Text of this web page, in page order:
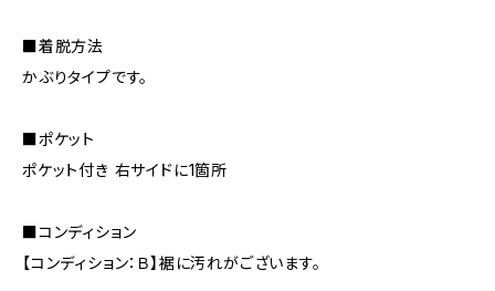
■着脱方法
かぶりタイプです。
■ポケット
ポケット付き 右サイドに1箇所
■コンディション
【コンディション：Ｂ】裾に汚れがございます。